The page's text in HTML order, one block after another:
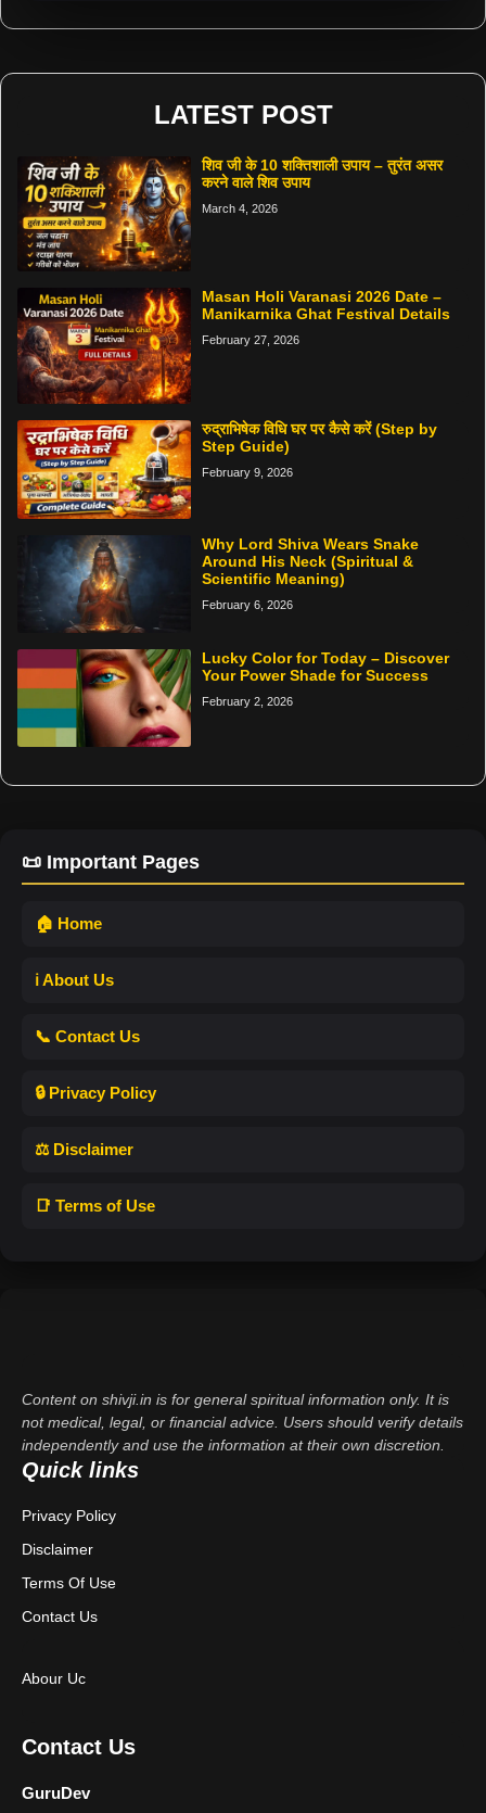
LATEST POST
शिव जी के 10 शक्तिशाली उपाय – तुरंत असर
करने वाले शिव उपाय
March 4, 2026
Masan Holi Varanasi 2026 Date –
Manikarnika Ghat Festival Details
February 27, 2026
रुद्राभिषेक विधि घर पर कैसे करें (Step by
Step Guide)
February 9, 2026
Why Lord Shiva Wears Snake
Around His Neck (Spiritual &
Scientific Meaning)
February 6, 2026
Lucky Color for Today – Discover
Your Power Shade for Success
February 2, 2026
📜 Important Pages
🏠 Home
ℹ️ About Us
📞 Contact Us
🔒 Privacy Policy
⚖️ Disclaimer
📑 Terms of Use
Content on shivji.in is for general spiritual information only. It is
not medical, legal, or financial advice. Users should verify details
independently and use the information at their own discretion.
Quick links
Privacy Policy
Disclaimer
Terms Of Use
Contact Us
Abour Uc
Contact Us
GuruDev